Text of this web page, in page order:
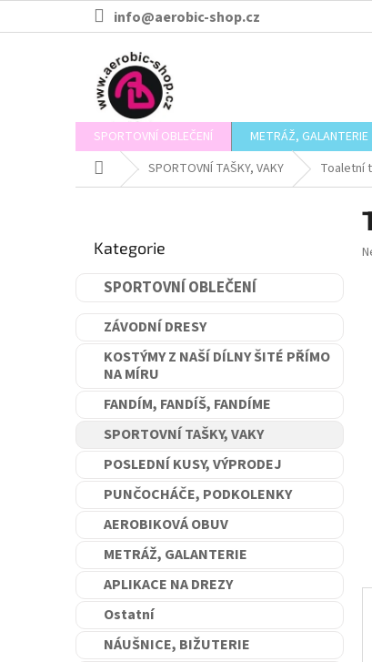
info@aerobic-shop.cz
SPORTOVNÍ OBLEČENÍ METRÁŽ, GALANTERIE
Domů SPORTOVNÍ TAŠKY, VAKY Toaletní
kategorie
Kategorie
SPORTOVNÍ OBLEČENÍ
ZÁVODNÍ DRESY
KOSTÝMY Z NAŠÍ DÍLNY ŠITÉ PŘÍMO
NA MÍRU
FANDÍM, FANDÍŠ, FANDÍME
SPORTOVNÍ TAŠKY, VAKY
POSLEDNÍ KUSY, VÝPRODEJ
PUNČOCHÁČE, PODKOLENKY
AEROBIKOVÁ OBUV
METRÁŽ, GALANTERIE
APLIKACE NA DREZY
Ostatní
NÁUŠNICE, BIŽUTERIE